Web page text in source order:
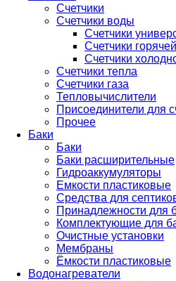
Счетчики
Счетчики воды
Счетчики
Счетчики
Счетчики
Счетчики тепла
Счетчики газа
Тепловычислители
Присоединители для
Прочее
Баки
Баки
Баки расширительные
Гидроаккумуляторы
Емкости пластиковые
Средства для
Принадлежности для
Комплектующие для
Очистные установки
Мембраны
Ёмкости пластиковые
Водонагреватели